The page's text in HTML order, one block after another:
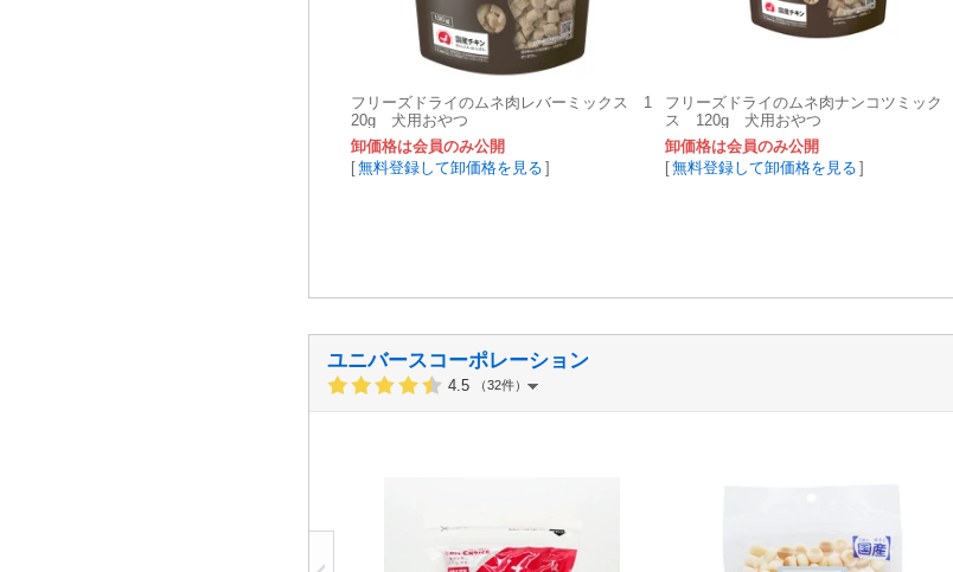
フリーズドライのムネ肉レバーミックス 1
20g 犬用おやつ
卸価格は会員のみ公開
[無料登録して卸価格を見る ]
フリーズドライのムネ肉ナンコツミック
ス 120g 犬用おやつ
卸価格は会員のみ公開
[無料登録して卸価格を見る ]
ユニバースコーポレーション
4.5 （32件）